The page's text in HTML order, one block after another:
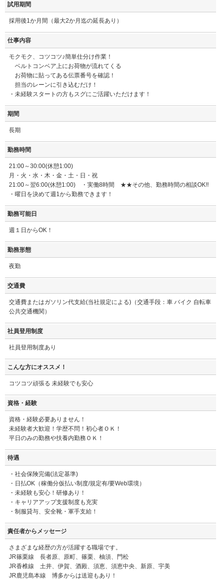
試用期間
採用後1か月間（最大2か月迄の延長あり）
仕事内容
モクモク、コツコツ♪簡単仕分け作業！
ベルトコンベア上にお荷物が流れてくる
お荷物に貼ってある伝票番号を確認！
担当のレーンに引き込むだけ！
・未経験スタートの方もスグにご活躍いただけます！
期間
長期
勤務時間
21:00～30:00(休憩1:00)
月・火・水・木・金・土・日・祝
21:00～翌6:00(休憩1:00) ・実働8時間 ★★その他、勤務時間の相談OK!!
・曜日を決めて週1から勤務できます！
勤務可能日
週１日からOK！
勤務形態
夜勤
交通費
交通費またはガソリン代支給(当社規定による)（交通手段：車 バイク 自転車
公共交通機関）
社員登用制度
社員登用制度あり
こんな方にオススメ！
コツコツ頑張る 未経験でも安心
資格・経験
資格・経験必要ありません！
未経験者大歓迎！学歴不問！初心者ＯＫ！
平日のみの勤務や扶養内勤務ＯＫ！
待遇
・社会保険完備(法定基準)
・日払OK（稼働分仮払い制度/規定有/要Web環境）
・未経験も安心！研修あり！
・キャリアアップ支援制度も充実
・制服貸与、安全靴・軍手支給！
責任者からメッセージ
さまざまな経歴の方が活躍する職場です。
JR篠栗線 長者原、原町、篠栗、柚須、門松
JR香椎線 土井、伊賀、酒殿、須恵、須恵中央、新原、宇美
JR鹿児島本線 博多からは送迎もあり！